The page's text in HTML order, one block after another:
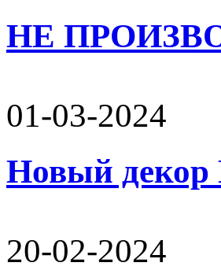
НЕ
01-03-2024
Новый
20-02-2024